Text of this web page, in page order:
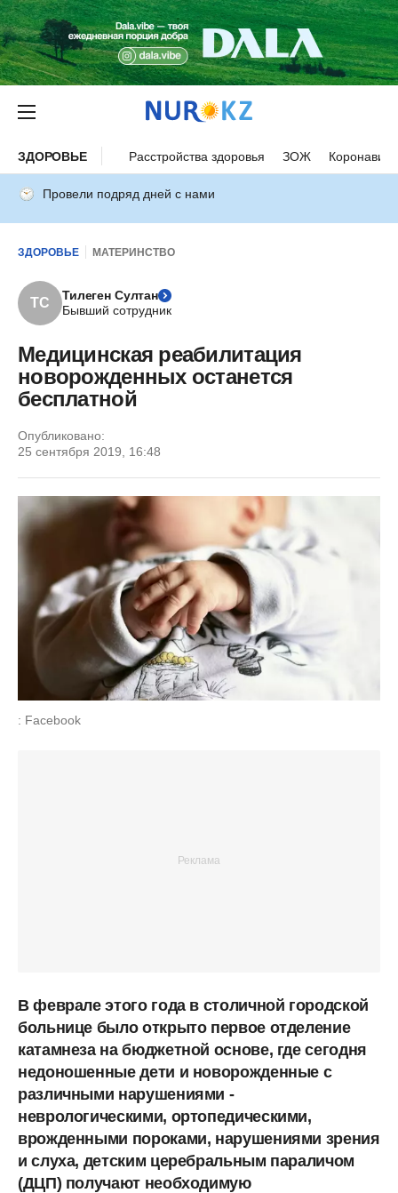
ЗДОРОВЬЕ Расстройства здоровья ЗОЖ
Провели подряд дней с нами
ЗДОРОВЬЕ МАТЕРИНСТВО
ТС
Тилеген Султан
Бывший сотрудник
Медицинская реабилитация
новорожденных останется
бесплатной
Опубликовано:
25 сентября 2019, 16:48
: Facebook
В феврале этого года в столичной городской
больнице было открыто первое отделение
катамнеза на бюджетной основе, где сегодня
недоношенные дети и новорожденные с
различными нарушениями -
неврологическими, ортопедическими,
врожденными пороками, нарушениями зрения
и слуха, детским церебральным параличом
(ДЦП) получают необходимую